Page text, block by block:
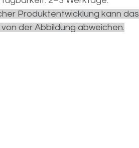
Produktentwicklung kann das
der Abbildung abweichen.